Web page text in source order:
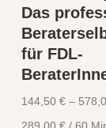
Das
für FDL-
144,50 €–